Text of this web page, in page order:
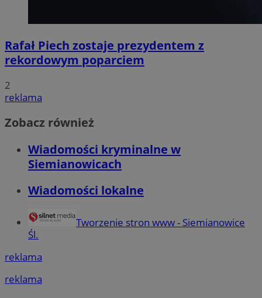
Rafał Piech zostaje prezydentem z
rekordowym poparciem
2
reklama
Zobacz również
Wiadomości kryminalne w
Siemianowicach
Wiadomości lokalne
Tworzenie stron www - Siemianowice
Śl.
reklama
reklama